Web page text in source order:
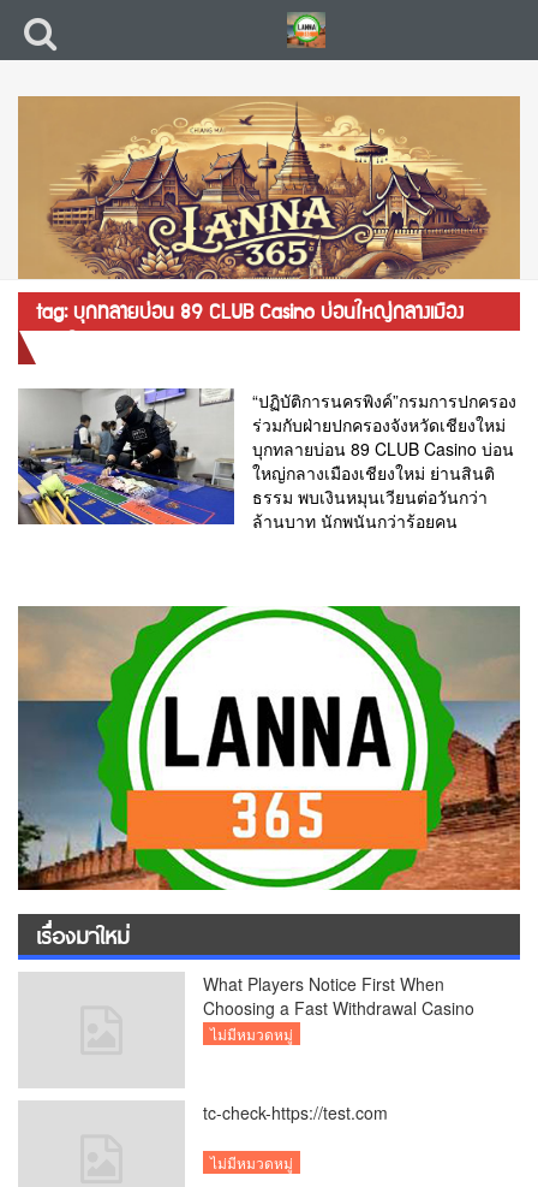
tag: บุกทลายบ่อน 89 CLUB Casino บ่อนใหญ่กลางเมือง
“ปฏิบัติการนครพิงค์”กรมการปกครอง
ร่วมกับฝ่ายปกครองจังหวัดเชียงใหม่
บุกทลายบ่อน 89 CLUB Casino บ่อน
ใหญ่กลางเมืองเชียงใหม่ ย่านสินติ
ธรรม พบเงินหมุนเวียนต่อวันกว่า
ล้านบาท นักพนันกว่าร้อยคน
เรื่องมาใหม่
What Players Notice First When
Choosing a Fast Withdrawal Casino
UK
ไม่มีหมวดหมู่
tc-check-https://test.com
ไม่มีหมวดหมู่